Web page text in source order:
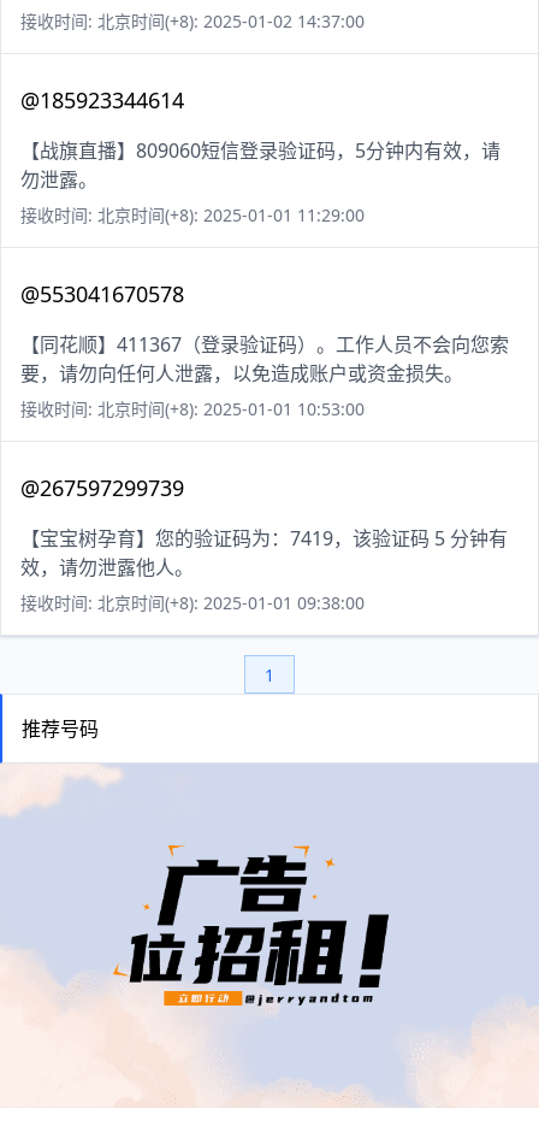
接收时间: 北京时间(+8): 2025-01-02 14:37:00
@185923344614
【战旗直播】809060短信登录验证码，5分钟内有效，请
勿泄露。
接收时间: 北京时间(+8): 2025-01-01 11:29:00
@553041670578
【同花顺】411367（登录验证码）。工作人员不会向您索
要，请勿向任何人泄露，以免造成账户或资金损失。
接收时间: 北京时间(+8): 2025-01-01 10:53:00
@267597299739
【宝宝树孕育】您的验证码为：7419，该验证码 5 分钟有
效，请勿泄露他人。
接收时间: 北京时间(+8): 2025-01-01 09:38:00
1
推荐号码